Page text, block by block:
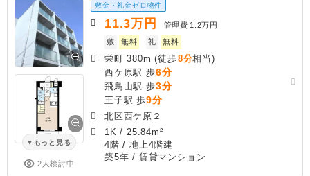
もっと見る
2人検討中
敷金・礼金ゼロ物件
11.3万円 管理費 1.2万円
敷
無料 礼 無料
栄町 380m (徒歩8分相当)
西ケ原駅 歩6分
飛鳥山駅 歩3分
王子駅 歩9分
北区西ケ原２
1K / 25.84m²
4階 / 地上4階建
築5年 / 賃貸マンション